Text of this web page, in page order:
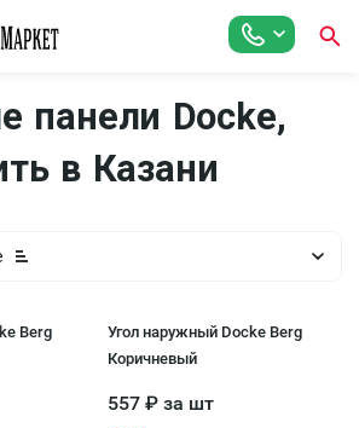
панели Docke,
в Казани
Berg
Угол наружный Docke Berg
Коричневый
557 ₽ за шт